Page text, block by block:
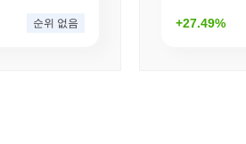
순위 없음 +27.49%